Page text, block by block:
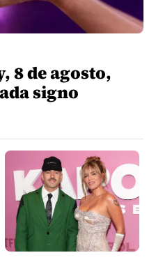
8 de agosto,
signo